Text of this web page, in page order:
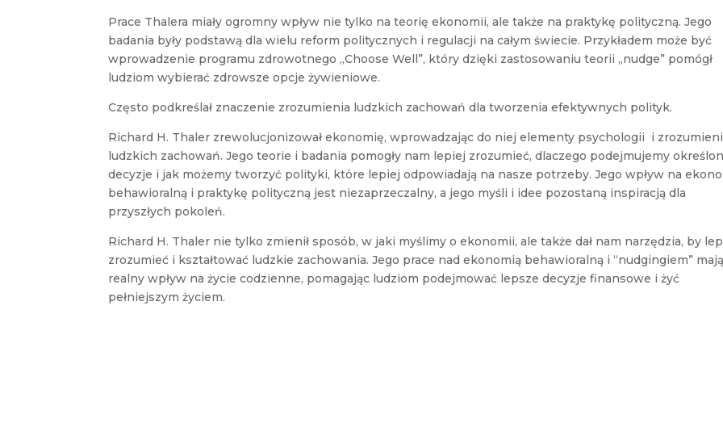
Prace Thalera miały ogromny wpływ nie tylko na teorię ekonomii, ale także na praktykę polityczną. Jego
badania były podstawą dla wielu reform politycznych i regulacji na całym świecie. Przykładem może być
wprowadzenie programu zdrowotnego „Choose Well”, który dzięki zastosowaniu teorii „nudge” pomógł
ludziom wybierać zdrowsze opcje żywieniowe.
Często podkreślał znaczenie zrozumienia ludzkich zachowań dla tworzenia efektywnych polityk.
Richard H. Thaler zrewolucjonizował ekonomię, wprowadzając do niej elementy psychologii i
ludzkich zachowań. Jego teorie i badania pomogły nam lepiej zrozumieć, dlaczego podejmujemy
decyzje i jak możemy tworzyć polityki, które lepiej odpowiadają na nasze potrzeby. Jego wpływ na
behawioralną i praktykę polityczną jest niezaprzeczalny, a jego myśli i idee pozostaną inspiracją dla
przyszłych pokoleń.
Richard H. Thaler nie tylko zmienił sposób, w jaki myślimy o ekonomii, ale także dał nam narzędzia, by
zrozumieć i kształtować ludzkie zachowania. Jego prace nad ekonomią behawioralną i “nudgingiem” mają
realny wpływ na życie codzienne, pomagając ludziom podejmować lepsze decyzje finansowe i żyć
pełniejszym życiem.